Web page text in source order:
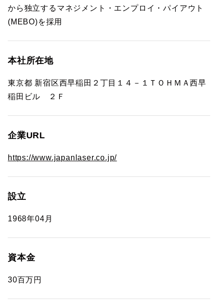
から独立するマネジメント・エンプロイ・パイアウト
(MEBO)を採用
本社所在地
東京都 新宿区西早稲田２丁目１４－１ＴＯＨＭＡ西早
稲田ビル ２Ｆ
企業URL
https://www.japanlaser.co.jp/
設立
1968年04月
資本金
30百万円